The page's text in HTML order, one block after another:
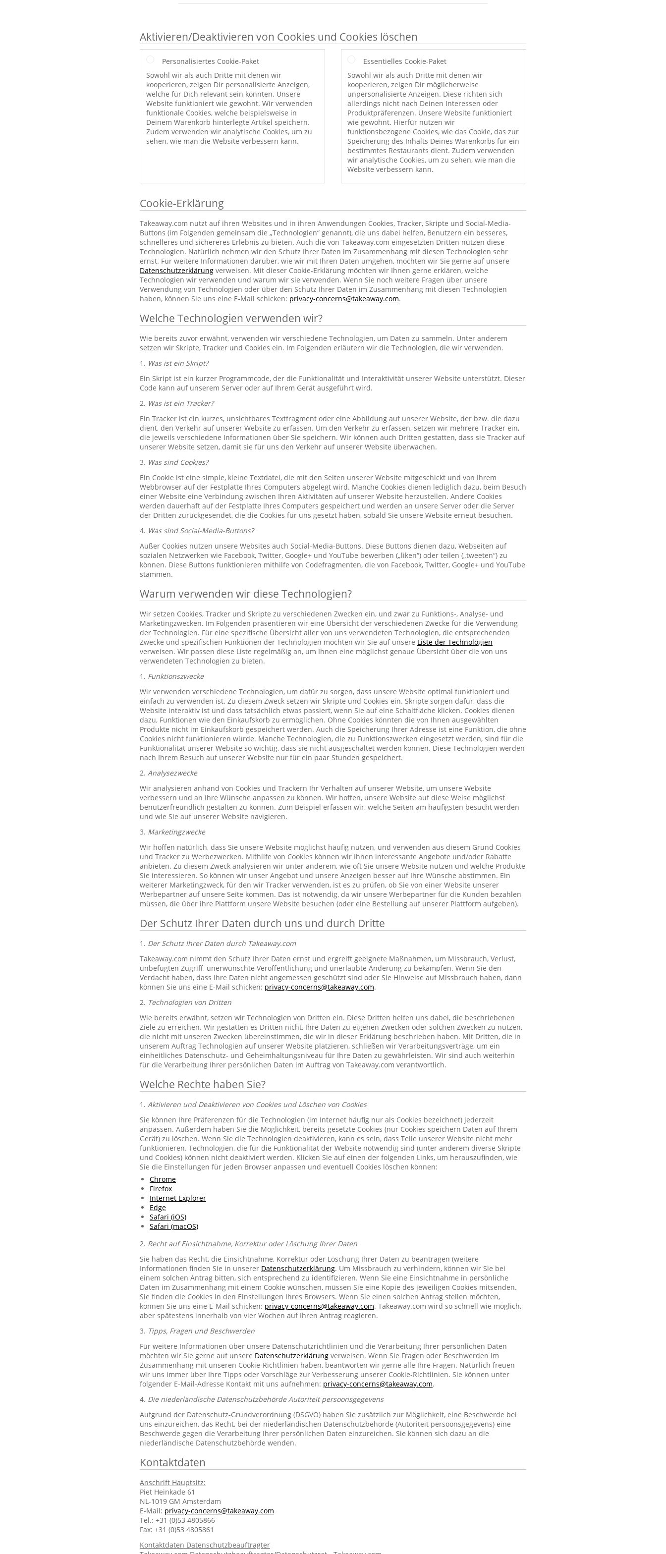
Aktivieren/Deaktivieren von Cookies und Cookies löschen
Personalisiertes Cookie-Paket
Sowohl wir als auch Dritte mit denen wir
kooperieren, zeigen Dir personalisierte Anzeigen,
welche für Dich relevant sein könnten. Unsere
Website funktioniert wie gewohnt. Wir verwenden
funktionale Cookies, welche beispielsweise in
Deinem Warenkorb hinterlegte Artikel speichern.
Zudem verwenden wir analytische Cookies, um zu
sehen, wie man die Website verbessern kann.
Essentielles Cookie-Paket
Sowohl wir als auch Dritte mit denen wir
kooperieren, zeigen Dir möglicherweise
unpersonalisierte Anzeigen. Diese richten sich
allerdings nicht nach Deinen Interessen oder
Produktpräferenzen. Unsere Website funktioniert
wie gewohnt. Hierfür nutzen wir
funktionsbezogene Cookies, wie das Cookie, das zur
Speicherung des Inhalts Deines Warenkorbs für ein
bestimmtes Restaurants dient. Zudem verwenden
wir analytische Cookies, um zu sehen, wie man die
Website verbessern kann.
Cookie-Erklärung
Takeaway.com nutzt auf ihren Websites und in ihren Anwendungen Cookies, Tracker, Skripte und Social-Media-
Buttons (im Folgenden gemeinsam die „Technologien“ genannt), die uns dabei helfen, Benutzern ein besseres,
schnelleres und sichereres Erlebnis zu bieten. Auch die von Takeaway.com eingesetzten Dritten nutzen diese
Technologien. Natürlich nehmen wir den Schutz Ihrer Daten im Zusammenhang mit diesen Technologien sehr
ernst. Für weitere Informationen darüber, wie wir mit Ihren Daten umgehen, möchten wir Sie gerne auf unsere
Datenschutzerklärung verweisen. Mit dieser Cookie-Erklärung möchten wir Ihnen gerne erklären, welche
Technologien wir verwenden und warum wir sie verwenden. Wenn Sie noch weitere Fragen über unsere
Verwendung von Technologien oder über den Schutz Ihrer Daten im Zusammenhang mit diesen Technologien
haben, können Sie uns eine E-Mail schicken: privacy-concerns@takeaway.com.
Welche Technologien verwenden wir?
Wie bereits zuvor erwähnt, verwenden wir verschiedene Technologien, um Daten zu sammeln. Unter anderem
setzen wir Skripte, Tracker und Cookies ein. Im Folgenden erläutern wir die Technologien, die wir verwenden.
1. Was ist ein Skript?
Ein Skript ist ein kurzer Programmcode, der die Funktionalität und Interaktivität unserer Website unterstützt. Dieser
Code kann auf unserem Server oder auf Ihrem Gerät ausgeführt wird.
2. Was ist ein Tracker?
Ein Tracker ist ein kurzes, unsichtbares Textfragment oder eine Abbildung auf unserer Website, der bzw. die dazu
dient, den Verkehr auf unserer Website zu erfassen. Um den Verkehr zu erfassen, setzen wir mehrere Tracker ein,
die jeweils verschiedene Informationen über Sie speichern. Wir können auch Dritten gestatten, dass sie Tracker auf
unserer Website setzen, damit sie für uns den Verkehr auf unserer Website überwachen.
3. Was sind Cookies?
Ein Cookie ist eine simple, kleine Textdatei, die mit den Seiten unserer Website mitgeschickt und von Ihrem
Webbrowser auf der Festplatte Ihres Computers abgelegt wird. Manche Cookies dienen lediglich dazu, beim Besuch
einer Website eine Verbindung zwischen Ihren Aktivitäten auf unserer Website herzustellen. Andere Cookies
werden dauerhaft auf der Festplatte Ihres Computers gespeichert und werden an unsere Server oder die Server
der Dritten zurückgesendet, die die Cookies für uns gesetzt haben, sobald Sie unsere Website erneut besuchen.
4. Was sind Social-Media-Buttons?
Außer Cookies nutzen unsere Websites auch Social-Media-Buttons. Diese Buttons dienen dazu, Webseiten auf
sozialen Netzwerken wie Facebook, Twitter, Google+ und YouTube bewerben („liken“) oder teilen („tweeten“) zu
können. Diese Buttons funktionieren mithilfe von Codefragmenten, die von Facebook, Twitter, Google+ und YouTube
stammen.
Warum verwenden wir diese Technologien?
Wir setzen Cookies, Tracker und Skripte zu verschiedenen Zwecken ein, und zwar zu Funktions-, Analyse- und
Marketingzwecken. Im Folgenden präsentieren wir eine Übersicht der verschiedenen Zwecke für die Verwendung
der Technologien. Für eine spezifische Übersicht aller von uns verwendeten Technologien, die entsprechenden
Zwecke und spezifischen Funktionen der Technologien möchten wir Sie auf unsere Liste der Technologien
verweisen. Wir passen diese Liste regelmäßig an, um Ihnen eine möglichst genaue Übersicht über die von uns
verwendeten Technologien zu bieten.
1. Funktionszwecke
Wir verwenden verschiedene Technologien, um dafür zu sorgen, dass unsere Website optimal funktioniert und
einfach zu verwenden ist. Zu diesem Zweck setzen wir Skripte und Cookies ein. Skripte sorgen dafür, dass die
Website interaktiv ist und dass tatsächlich etwas passiert, wenn Sie auf eine Schaltfläche klicken. Cookies dienen
dazu, Funktionen wie den Einkaufskorb zu ermöglichen. Ohne Cookies könnten die von Ihnen ausgewählten
Produkte nicht im Einkaufskorb gespeichert werden. Auch die Speicherung Ihrer Adresse ist eine Funktion, die ohne
Cookies nicht funktionieren würde. Manche Technologien, die zu Funktionszwecken eingesetzt werden, sind für die
Funktionalität unserer Website so wichtig, dass sie nicht ausgeschaltet werden können. Diese Technologien werden
nach Ihrem Besuch auf unserer Website nur für ein paar Stunden gespeichert.
2. Analysezwecke
Wir analysieren anhand von Cookies und Trackern Ihr Verhalten auf unserer Website, um unsere Website
verbessern und an Ihre Wünsche anpassen zu können. Wir hoffen, unsere Website auf diese Weise möglichst
benutzerfreundlich gestalten zu können. Zum Beispiel erfassen wir, welche Seiten am häufigsten besucht werden
und wie Sie auf unserer Website navigieren.
3. Marketingzwecke
Wir hoffen natürlich, dass Sie unsere Website möglichst häufig nutzen, und verwenden aus diesem Grund Cookies
und Tracker zu Werbezwecken. Mithilfe von Cookies können wir Ihnen interessante Angebote und/oder Rabatte
anbieten. Zu diesem Zweck analysieren wir unter anderem, wie oft Sie unsere Website nutzen und welche Produkte
Sie interessieren. So können wir unser Angebot und unsere Anzeigen besser auf Ihre Wünsche abstimmen. Ein
weiterer Marketingzweck, für den wir Tracker verwenden, ist es zu prüfen, ob Sie von einer Website unserer
Werbepartner auf unsere Seite kommen. Das ist notwendig, da wir unsere Werbepartner für die Kunden bezahlen
müssen, die über ihre Plattform unsere Website besuchen (oder eine Bestellung auf unserer Plattform aufgeben).
Der Schutz Ihrer Daten durch uns und durch Dritte
1. Der Schutz Ihrer Daten durch Takeaway.com
Takeaway.com nimmt den Schutz Ihrer Daten ernst und ergreift geeignete Maßnahmen, um Missbrauch, Verlust,
unbefugten Zugriff, unerwünschte Veröffentlichung und unerlaubte Änderung zu bekämpfen. Wenn Sie den
Verdacht haben, dass Ihre Daten nicht angemessen geschützt sind oder Sie Hinweise auf Missbrauch haben, dann
können Sie uns eine E-Mail schicken: privacy-concerns@takeaway.com.
2. Technologien von Dritten
Wie bereits erwähnt, setzen wir Technologien von Dritten ein. Diese Dritten helfen uns dabei, die beschriebenen
Ziele zu erreichen. Wir gestatten es Dritten nicht, Ihre Daten zu eigenen Zwecken oder solchen Zwecken zu nutzen,
die nicht mit unseren Zwecken übereinstimmen, die wir in dieser Erklärung beschrieben haben. Mit Dritten, die in
unserem Auftrag Technologien auf unserer Website platzieren, schließen wir Verarbeitungsverträge, um ein
einheitliches Datenschutz- und Geheimhaltungsniveau für Ihre Daten zu gewährleisten. Wir sind auch weiterhin
für die Verarbeitung Ihrer persönlichen Daten im Auftrag von Takeaway.com verantwortlich.
Welche Rechte haben Sie?
1. Aktivieren und Deaktivieren von Cookies und Löschen von Cookies
Sie können Ihre Präferenzen für die Technologien (im Internet häufig nur als Cookies bezeichnet) jederzeit
anpassen. Außerdem haben Sie die Möglichkeit, bereits gesetzte Cookies (nur Cookies speichern Daten auf Ihrem
Gerät) zu löschen. Wenn Sie die Technologien deaktivieren, kann es sein, dass Teile unserer Website nicht mehr
funktionieren. Technologien, die für die Funktionalität der Website notwendig sind (unter anderem diverse Skripte
und Cookies) können nicht deaktiviert werden. Klicken Sie auf einen der folgenden Links, um herauszufinden, wie
Sie die Einstellungen für jeden Browser anpassen und eventuell Cookies löschen können:
Chrome
Firefox
Internet Explorer
Edge
Safari (iOS)
Safari (macOS)
2. Recht auf Einsichtnahme, Korrektur oder Löschung Ihrer Daten
Sie haben das Recht, die Einsichtnahme, Korrektur oder Löschung Ihrer Daten zu beantragen (weitere
Informationen finden Sie in unserer Datenschutzerklärung. Um Missbrauch zu verhindern, können wir Sie bei
einem solchen Antrag bitten, sich entsprechend zu identifizieren. Wenn Sie eine Einsichtnahme in persönliche
Daten im Zusammenhang mit einem Cookie wünschen, müssen Sie eine Kopie des jeweiligen Cookies mitsenden.
Sie finden die Cookies in den Einstellungen Ihres Browsers. Wenn Sie einen solchen Antrag stellen möchten,
können Sie uns eine E-Mail schicken: privacy-concerns@takeaway.com. Takeaway.com wird so schnell wie möglich,
aber spätestens innerhalb von vier Wochen auf Ihren Antrag reagieren.
3. Tipps, Fragen und Beschwerden
Für weitere Informationen über unsere Datenschutzrichtlinien und die Verarbeitung Ihrer persönlichen Daten
möchten wir Sie gerne auf unsere Datenschutzerklärung verweisen. Wenn Sie Fragen oder Beschwerden im
Zusammenhang mit unseren Cookie-Richtlinien haben, beantworten wir gerne alle Ihre Fragen. Natürlich freuen
wir uns immer über Ihre Tipps oder Vorschläge zur Verbesserung unserer Cookie-Richtlinien. Sie können unter
folgender E-Mail-Adresse Kontakt mit uns aufnehmen: privacy-concerns@takeaway.com.
4. Die niederländische Datenschutzbehörde Autoriteit persoonsgegevens
Aufgrund der Datenschutz-Grundverordnung (DSGVO) haben Sie zusätzlich zur Möglichkeit, eine Beschwerde bei
uns einzureichen, das Recht, bei der niederländischen Datenschutzbehörde (Autoriteit persoonsgegevens) eine
Beschwerde gegen die Verarbeitung Ihrer persönlichen Daten einzureichen. Sie können sich dazu an die
niederländische Datenschutzbehörde wenden.
Kontaktdaten
Anschrift Hauptsitz:
Piet Heinkade 61
NL-1019 GM Amsterdam
E-Mail: privacy-concerns@takeaway.com
Tel.: +31 (0)53 4805866
Fax: +31 (0)53 4805861
Kontaktdaten Datenschutzbeauftragter